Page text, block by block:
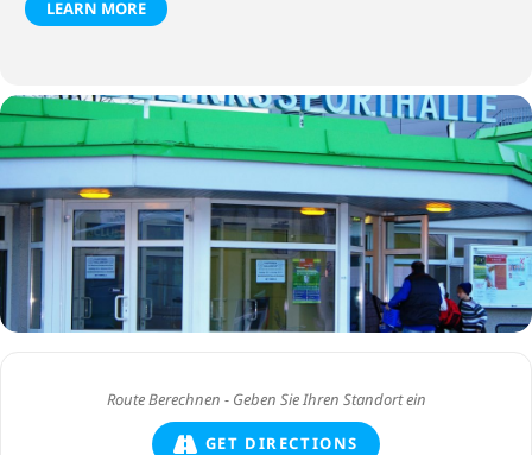
LEARN MORE
GET DIRECTIONS